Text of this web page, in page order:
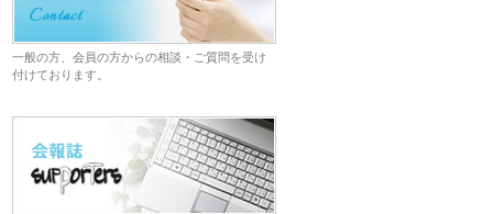
一般の方、会員の方からの相談・ご質問を受け
付けております。